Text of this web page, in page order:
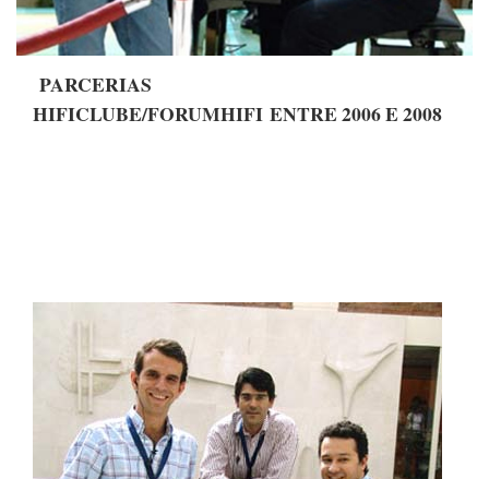
PARCERIAS
HIFICLUBE/FORUMHIFI ENTRE 2006 E 2008